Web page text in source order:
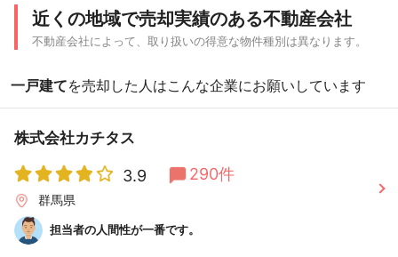
近くの地域で売却実績のある不動産会社
不動産会社によって、取り扱いの得意な物件種別は異なります。
一戸建てを売却した人はこんな企業にお願いしています
株式会社カチタス
3.9 290件
群馬県
担当者の人間性が一番です。